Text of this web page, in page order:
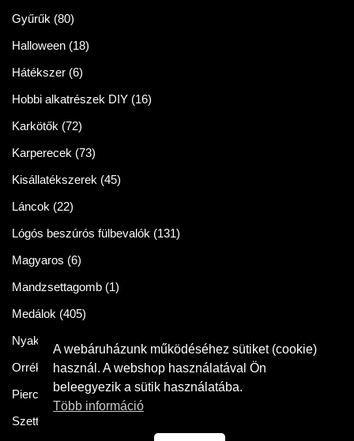
Gyűrűk (80)
Halloween (18)
Hátékszer (6)
Hobbi alkatrészek DIY (16)
Karkötők (72)
Karperecek (73)
Kisállatékszerek (45)
Láncok (22)
Lógós beszúrós fülbevalók (131)
Magyaros (6)
Mandzsettagomb (1)
Medálok (405)
Nyakláncok
(86)
Orrékszer (2)
Piercingek (11)
Szettek
A webáruházunk működéséhez sütiket (cookie)
használ. A webshop használatával Ön
beleegyezik a sütik használatába.
Több információ